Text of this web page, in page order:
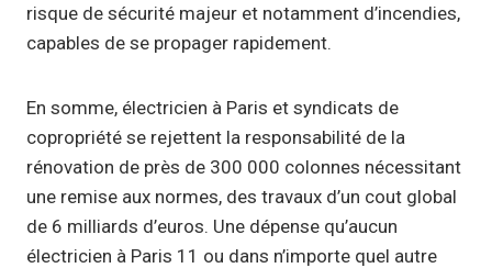
risque de sécurité majeur et notamment d’incendies,
capables de se propager rapidement.
En somme, électricien à Paris et syndicats de
copropriété se rejettent la responsabilité de la
rénovation de près de 300 000 colonnes nécessitant
une remise aux normes, des travaux d’un cout global
de 6 milliards d’euros. Une dépense qu’aucun
électricien à Paris 11 ou dans n’importe quel autre